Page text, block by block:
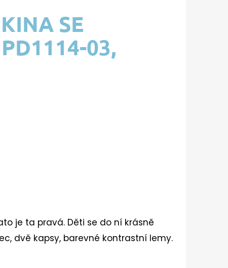
SE
03,
je ta pravá. Děti se do ní krásně
dvě kapsy, barevné kontrastní lemy.